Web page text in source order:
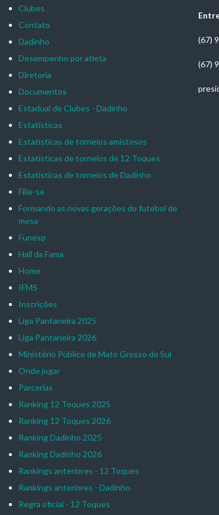
Clubes
Contato
Dadinho
Desempenho por atleta
Diretoria
Documentos
Estadual de Clubes - Dadinho
Estatísticas
Estatísticas de torneios amistosos
Estatísticas de torneios de 12 Toques
Estatísticas de torneios de Dadinho
Filie-se
Formando as novas gerações do futebol de
mesa
Funesp
Hall da Fama
Home
IFMS
Inscrições
Liga Pantaneira 2025
Liga Pantaneira 2026
Ministério Público de Mato Grosso do Sul
Onde jogar
Parcerias
Ranking 12 Toques 2025
Ranking 12 Toques 2026
Ranking Dadinho 2025
Ranking Dadinho 2026
Rankings anteriores - 12 Toques
Rankings anteriores - Dadinho
Regra oficial - 12 Toques
(67)
(67)